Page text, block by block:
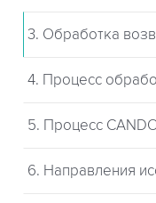
5. Процесс
6. Направления